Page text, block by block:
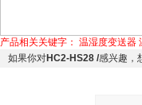
产品相关关键字： 温湿度变送器
如果你对HC2-HS28 /感兴趣，